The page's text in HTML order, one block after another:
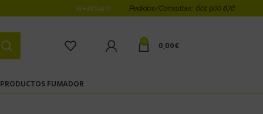
WHATSAPP Pedidos/Consultas: 601 900 878
0 0,00€
PRODUCTOS FUMADOR